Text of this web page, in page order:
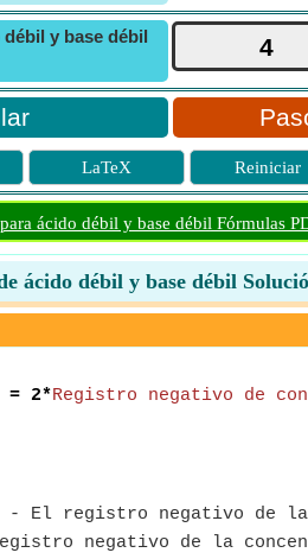
y base débil
LaTeX Reiniciar
ácido débil y base débil Fórmulas
ácido débil y base débil
= 2*Registro negativo de
- El registro negativo de la
negativo de la